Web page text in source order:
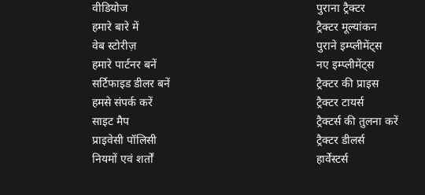
वीडियोज
हमारे बारे में
वेब स्टोरीज़
हमारे पार्टनर बनें
सर्टिफाइड डीलर बनें
हमसे संपर्क करें
साइट मैप
प्राइवेसी पॉलिसी
नियमों एवं शर्तों
पुराना ट्रैक्टर
ट्रैक्टर मूल्यांकन
पुराने इम्प्लीमेंट्स
नए इम्प्लीमेंट्स
ट्रैक्टर की प्राइस
ट्रैक्टर टायर्स
ट्रैक्टर्स की तुलना करें
ट्रैक्टर डीलर्स
हार्वेस्टर्स